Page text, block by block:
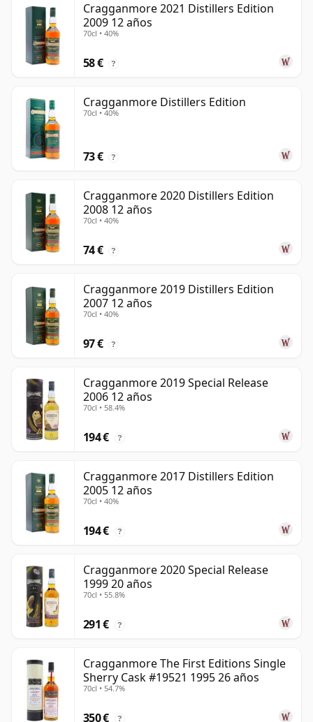
Cragganmore 2021 Distillers Edition
2009 12 años
70cl • 40%
58 € ?
Cragganmore Distillers Edition
70cl • 40%
73 € ?
Cragganmore 2020 Distillers Edition
2008 12 años
70cl • 40%
74 € ?
Cragganmore 2019 Distillers Edition
2007 12 años
70cl • 40%
97 € ?
Cragganmore 2019 Special Release
2006 12 años
70cl • 58.4%
194 € ?
Cragganmore 2017 Distillers Edition
2005 12 años
70cl • 40%
194 € ?
Cragganmore 2020 Special Release
1999 20 años
70cl • 55.8%
291 € ?
Cragganmore The First Editions Single
Sherry Cask #19521 1995 26 años
70cl • 54.7%
350 € ?